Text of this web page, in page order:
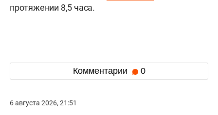
протяжении 8,5 часа.
Комментарии 0
6 августа 2026, 21:51